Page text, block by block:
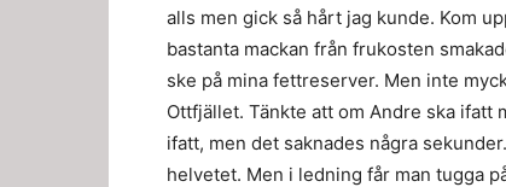
alls men gick så hårt jag kunde. Kom
bastanta mackan från frukosten
ske på mina fettreserver. Men inte
Ottfjället. Tänkte att om Andre ska ifatt
ifatt, men det saknades några
helvetet. Men i ledning får man tugga